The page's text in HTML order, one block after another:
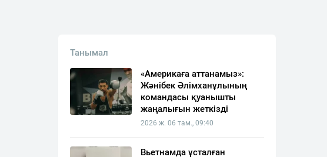
Танымал
«Америкаға аттанамыз»:
Жәнібек Әлімханұлының
командасы қуанышты
жаңалығын жеткізді
2026 ж. 06 там., 09:40
Вьетнамда ұсталған